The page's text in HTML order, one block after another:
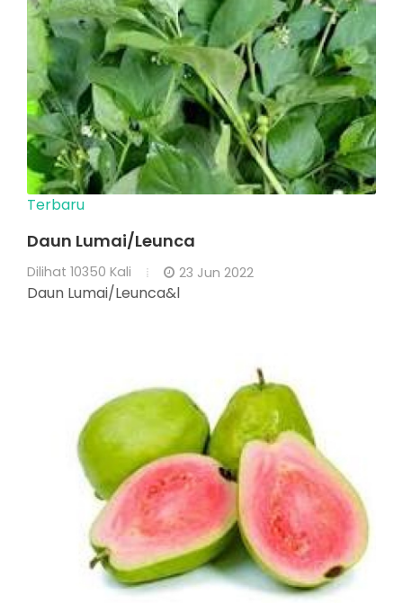
Terbaru
Daun Lumai/Leunca
Dilihat 10350 Kali 23 Jun 2022
Daun Lumai/Leunca&l